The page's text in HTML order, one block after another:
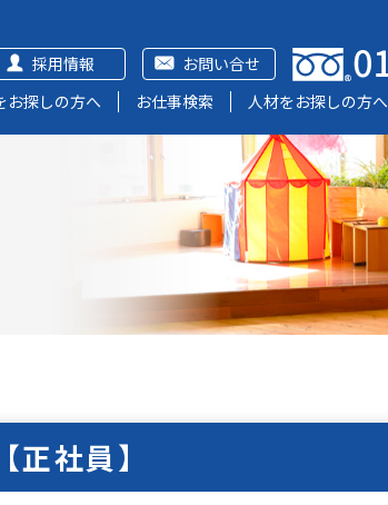
お問い合せ
採用情報
お探しの方へ
お仕事検索 人材をお探しの方へ
社員】